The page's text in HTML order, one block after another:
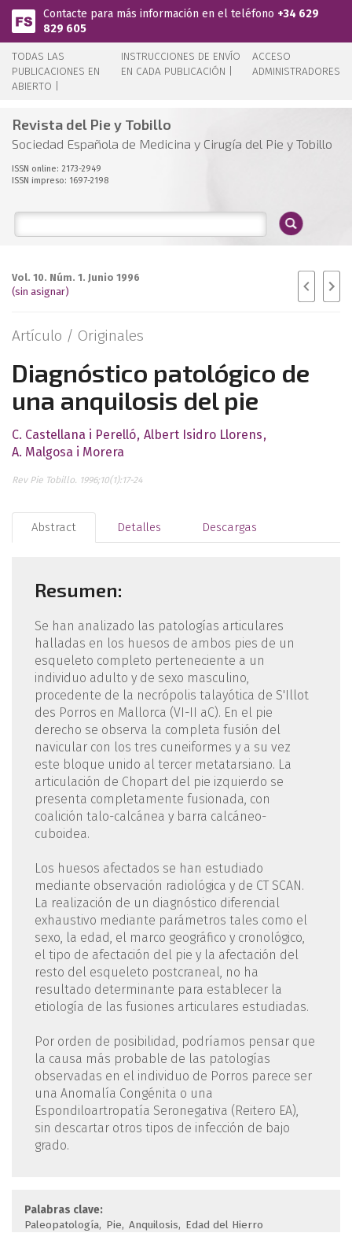
Pasar al contenido principal
Contacte para más información en el teléfono +34 629
829 605
TODAS LAS
PUBLICACIONES EN
ABIERTO |
INSTRUCCIONES DE ENVÍO
EN CADA PUBLICACIÓN |
ACCESO
ADMINISTRADORES
Revista del Pie y Tobillo
Sociedad Española de Medicina y Cirugía del Pie y Tobillo
ISSN online: 2173-2949
ISSN impreso: 1697-2198
Vol. 10. Núm. 1. Junio 1996
(sin asignar)
Artículo / Originales
Diagnóstico patológico de
una anquilosis del pie
C. Castellana i Perelló Albert Isidro Llorens
A. Malgosa i Morera
Rev Pie Tobillo. 1996;10(1):17-24
Abstract Detalles Descargas
Resumen:
Se han analizado las patologías articulares
halladas en los huesos de ambos pies de un
esqueleto completo perteneciente a un
individuo adulto y de sexo masculino,
procedente de la necrópolis talayótica de S'Illot
des Porros en Mallorca (VI-II aC). En el pie
derecho se observa la completa fusión del
navicular con los tres cuneiformes y a su vez
este bloque unido al tercer metatarsiano. La
articulación de Chopart del pie izquierdo se
presenta completamente fusionada, con
coalición talo-calcánea y barra calcáneo-
cuboidea.
Los huesos afectados se han estudiado
mediante observación radiológica y de CT SCAN.
La realización de un diagnóstico diferencial
exhaustivo mediante parámetros tales como el
sexo, la edad, el marco geográfico y cronológico,
el tipo de afectación del pie y la afectación del
resto del esqueleto postcraneal, no ha
resultado determinante para establecer la
etiología de las fusiones articulares estudiadas.
Por orden de posibilidad, podríamos pensar que
la causa más probable de las patologías
observadas en el individuo de Porros parece ser
una Anomalía Congénita o una
Espondiloartropatía Seronegativa (Reitero EA),
sin descartar otros tipos de infección de bajo
grado.
Palabras clave:
Paleopatología Pie Anquilosis Edad del Hierro